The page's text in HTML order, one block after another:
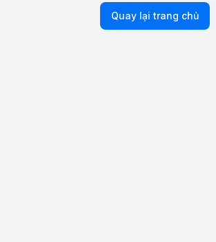
Quay lại trang chủ